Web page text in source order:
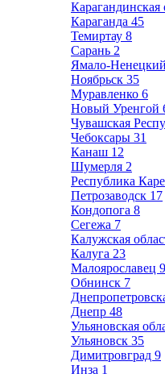
Карагандинская
Караганда 45
Темиртау 8
Сарань 2
Ямало-
Ноябрьск 35
Муравленко 6
Новый Уренгой
Чувашская
Чебоксары 31
Канаш 12
Шумерля 2
Республика
Петрозаводск 17
Кондопога 8
Сегежа 7
Калужская
Калуга 23
Малоярославец 9
Обнинск 7
Днепр 48
Ульяновская
Ульяновск 35
Димитровград 9
Инза 1